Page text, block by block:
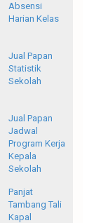
Absensi
Harian Kelas
Jual Papan
Statistik
Sekolah
Jual Papan
Jadwal
Program Kerja
Kepala
Sekolah
Panjat
Tambang Tali
Kapal